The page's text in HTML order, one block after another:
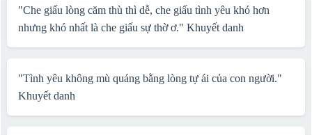
"Che giấu lòng căm thù thì dễ, che giấu tình yêu khó hơn
nhưng khó nhất là che giấu sự thờ ơ." Khuyết danh
"Tình yêu không mù quáng bằng lòng tự ái của con người."
Khuyết danh